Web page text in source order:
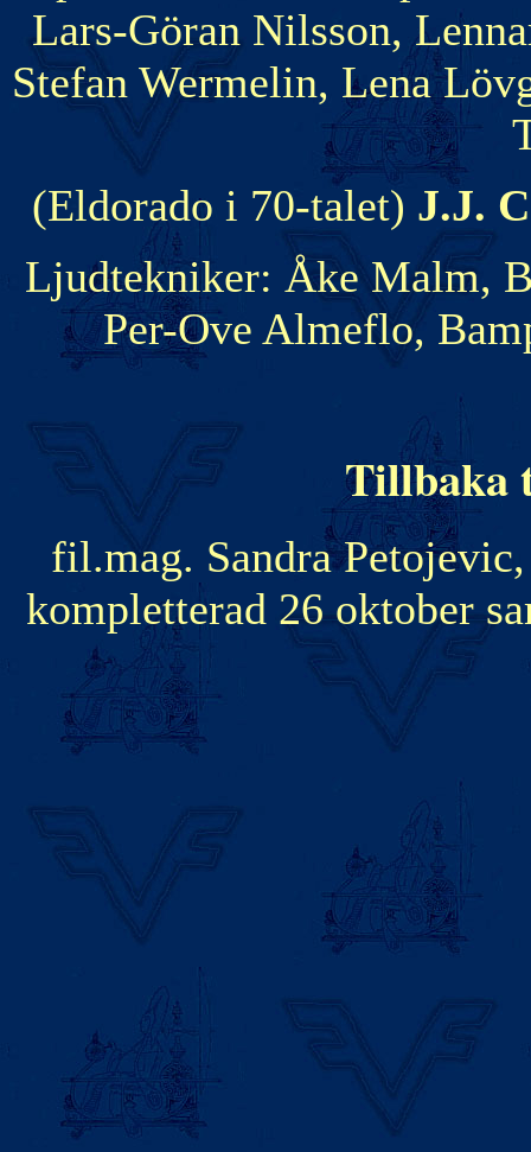
Lars-Göran Nilsson,
Stefan Wermelin, Lena
(Eldorado i 70-talet) J.J.
Ljudtekniker: Åke Malm,
Per-Ove Almeflo,
fil.mag. Sandra
kompletterad 26 oktober